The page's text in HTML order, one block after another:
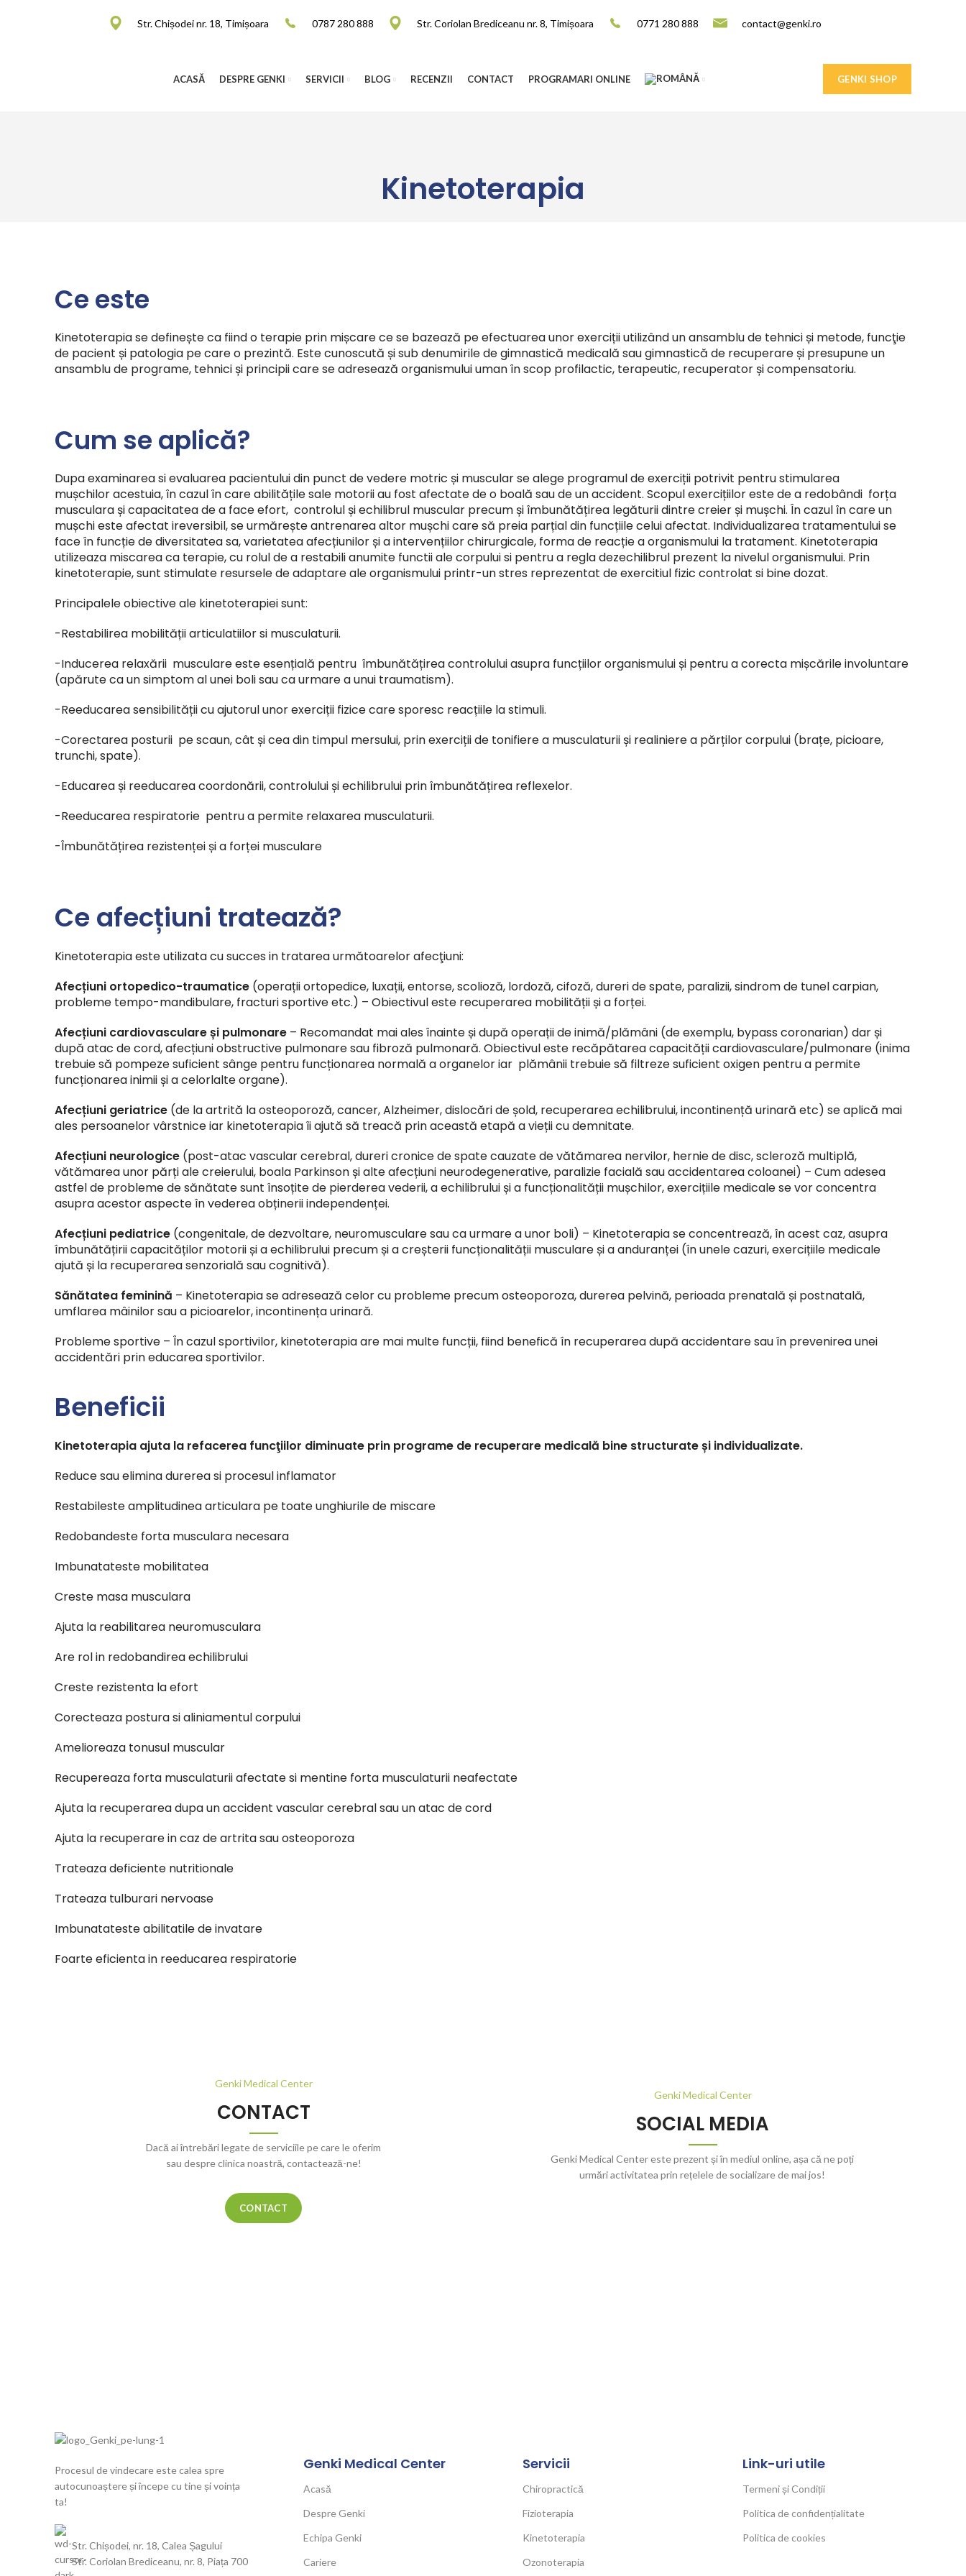
Str. Chișodei nr. 18, Timișoara 0787 280 888 Str. Coriolan Brediceanu nr. 8, Timișoara 0771 280 888 contact@genki.ro
ACASĂ DESPRE GENKI SERVICII BLOG RECENZII CONTACT PROGRAMARI ONLINE GENKI SHOP
Kinetoterapia
Ce este
Kinetoterapia se definește ca fiind o terapie prin mișcare ce se bazează pe efectuarea unor exerciții utilizând un ansamblu de tehnici și metode, funcţie
de pacient și patologia pe care o prezintă. Este cunoscută și sub denumirile de gimnastică medicală sau gimnastică de recuperare și presupune un
ansamblu de programe, tehnici și principii care se adresează organismului uman în scop profilactic, terapeutic, recuperator și compensatoriu.
Cum se aplică?
Dupa examinarea si evaluarea pacientului din punct de vedere motric și muscular se alege programul de exerciții potrivit pentru stimularea
mușchilor acestuia, în cazul în care abilitățile sale motorii au fost afectate de o boală sau de un accident. Scopul exercițiilor este de a redobândi forța
musculara și capacitatea de a face efort, controlul și echilibrul muscular precum și îmbunătățirea legăturii dintre creier și mușchi. În cazul în care un
mușchi este afectat ireversibil, se urmărește antrenarea altor mușchi care să preia parțial din funcțiile celui afectat. Individualizarea tratamentului se
face în funcție de diversitatea sa, varietatea afecțiunilor și a intervențiilor chirurgicale, forma de reacție a organismului la tratament. Kinetoterapia
utilizeaza miscarea ca terapie, cu rolul de a restabili anumite functii ale corpului si pentru a regla dezechilibrul prezent la nivelul organismului. Prin
kinetoterapie, sunt stimulate resursele de adaptare ale organismului printr-un stres reprezentat de exercitiul fizic controlat si bine dozat.
Principalele obiective ale kinetoterapiei sunt:
-Restabilirea mobilității articulatiilor si musculaturii.
-Inducerea relaxării musculare este esențială pentru îmbunătățirea controlului asupra funcțiilor organismului și pentru a corecta mișcările involuntare
(apărute ca un simptom al unei boli sau ca urmare a unui traumatism).
-Reeducarea sensibilității cu ajutorul unor exerciții fizice care sporesc reacțiile la stimuli.
-Corectarea posturii pe scaun, cât și cea din timpul mersului, prin exerciții de tonifiere a musculaturii și realiniere a părților corpului (brațe, picioare,
trunchi, spate).
-Educarea și reeducarea coordonării, controlului și echilibrului prin îmbunătățirea reflexelor.
-Reeducarea respiratorie pentru a permite relaxarea musculaturii.
-Îmbunătățirea rezistenței și a forței musculare
Ce afecțiuni tratează?
Kinetoterapia este utilizata cu succes in tratarea următoarelor afecţiuni:
Afecțiuni ortopedico-traumatice (operații ortopedice, luxații, entorse,scolioză, lordoză, cifoză, dureri de spate, paralizii, sindrom de tunel carpian,
probleme tempo-mandibulare, fracturi sportive etc.) – Obiectivul este recuperarea mobilității și a forței.
Afecțiuni cardiovasculare și pulmonare – Recomandat mai ales înainte și după operații de inimă/plămâni (de exemplu, bypass coronarian) dar și
după atac de cord, afecțiuni obstructive pulmonare sau fibroză pulmonară. Obiectivul este recăpătarea capacității cardiovasculare/pulmonare (inima
trebuie să pompeze suficient sânge pentru funcționarea normală a organelor iar plămânii trebuie să filtreze suficient oxigen pentru a permite
funcționarea inimii și a celorlalte organe).
Afecțiuni geriatrice (de la artrită laosteoporoză, cancer, Alzheimer, dislocări de șold, recuperarea echilibrului, incontinență urinară etc) se aplică mai
ales persoanelor vârstnice iar kinetoterapia îi ajută să treacă prin această etapă a vieții cu demnitate.
Afecțiuni neurologice (post-atac vascular cerebral, dureri cronice de spate cauzate de vătămarea nervilor, hernie de disc,scleroză multiplă,
vătămarea unor părți ale creierului, boala Parkinson și alte afecțiuni neurodegenerative, paralizie facială sau accidentarea coloanei) – Cum adesea
astfel de probleme de sănătate sunt însoțite de pierderea vederii, a echilibrului și a funcționalității mușchilor, exercițiile medicale se vor concentra
asupra acestor aspecte în vederea obținerii independenței.
Afecțiuni pediatrice (congenitale, de dezvoltare, neuromusculare sau ca urmare a unor boli) – Kinetoterapia se concentrează, în acest caz, asupra
îmbunătățirii capacităților motorii și a echilibrului precum și a creșterii funcționalității musculare și a anduranței (în unele cazuri, exercițiile medicale
ajută și la recuperarea senzorială sau cognitivă).
Sănătatea feminină – Kinetoterapia se adresează celor cu probleme precum osteoporoza, durerea pelvină, perioada prenatală și postnatală,
umflarea mâinilor sau a picioarelor, incontinența urinară.
Probleme sportive – În cazul sportivilor, kinetoterapia are mai multe funcții, fiind benefică în recuperarea după accidentare sau în prevenirea unei
accidentări prin educarea sportivilor.
Beneficii
Kinetoterapia ajuta la refacerea funcţiilor diminuate prin programe de recuperare medicală bine structurate și individualizate.
Reduce sau elimina durerea si procesul inflamator
Restabileste amplitudinea articulara pe toate unghiurile de miscare
Redobandeste forta musculara necesara
Imbunatateste mobilitatea
Creste masa musculara
Ajuta la reabilitarea neuromusculara
Are rol in redobandirea echilibrului
Creste rezistenta la efort
Corecteaza postura si aliniamentul corpului
Amelioreaza tonusul muscular
Recupereaza forta musculaturii afectate si mentine forta musculaturii neafectate
Ajuta la recuperarea dupa un accident vascular cerebral sau un atac de cord
Ajuta la recuperare in caz de artrita sau osteoporoza
Trateaza deficiente nutritionale
Trateaza tulburari nervoase
Imbunatateste abilitatile de invatare
Foarte eficienta in reeducarea respiratorie
Genki Medical Center
CONTACT
Dacă ai întrebări legate de serviciile pe care le oferim
sau despre clinica noastră, contactează-ne!
CONTACT
Genki Medical Center
SOCIAL MEDIA
Genki Medical Center este prezent și în mediul online, așa că ne poți
urmări activitatea prin rețelele de socializare de mai jos!
Procesul de vindecare este calea spre
autocunoaștere și începe cu tine și voința
ta!
Str. Chișodei, nr. 18, Calea Șagului
Str. Coriolan Brediceanu, nr. 8, Piața 700
Genki Medical Center
Acasă
Despre Genki
Echipa Genki
Cariere
Servicii
Chiropractică
Fizioterapia
Kinetoterapia
Ozonoterapia
Link-uri utile
Termeni și Condiții
Politica de confidențialitate
Politica de cookies